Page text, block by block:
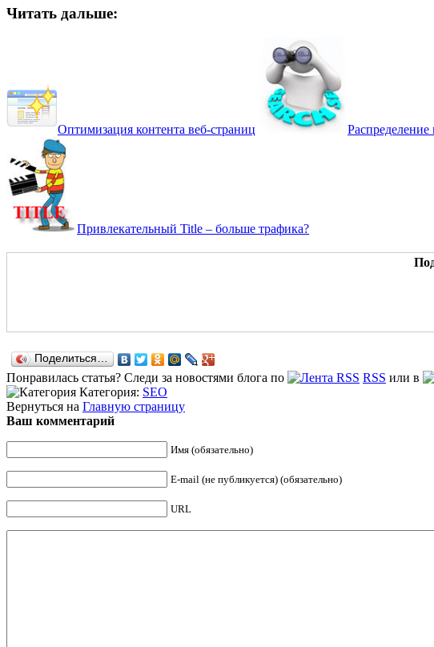
Читать дальше:
Оптимизация контента веб-страниц Распределение
Привлекательный Title – больше трафика?
Поделиться…
Понравилась статья? Следи за новостями блога по RSS или в
Категория: SEO
Вернуться на Главную страницу
Ваш комментарий
Имя (обязательно)
E-mail (не публикуется) (обязательно)
URL